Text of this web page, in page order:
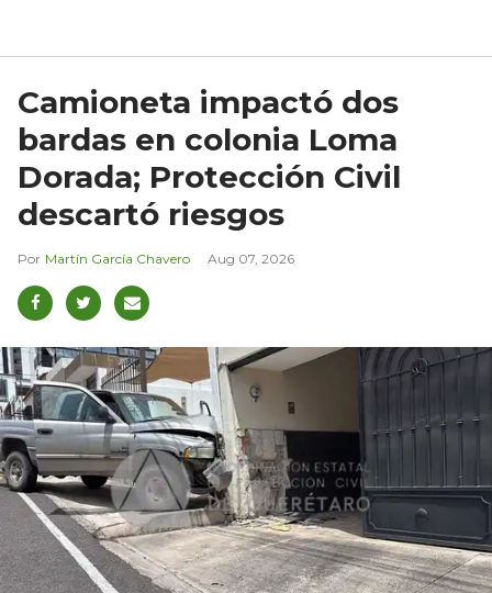
Camioneta impactó dos
bardas en colonia Loma
Dorada; Protección Civil
descartó riesgos
Martín García Chavero Aug 07, 2026